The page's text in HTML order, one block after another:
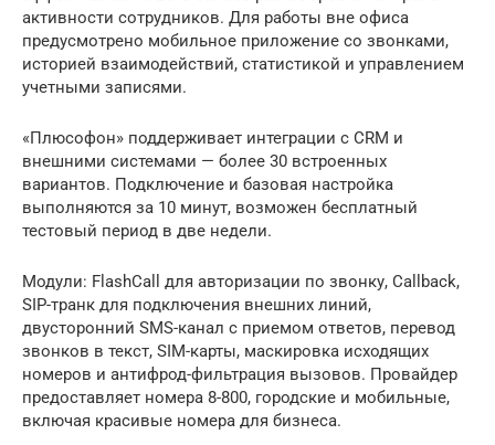
активности сотрудников. Для работы вне офиса
предусмотрено мобильное приложение со звонками,
историей взаимодействий, статистикой и управлением
учетными записями.
«Плюсофон» поддерживает интеграции с CRM и
внешними системами — более 30 встроенных
вариантов. Подключение и базовая настройка
выполняются за 10 минут, возможен бесплатный
тестовый период в две недели.
Модули: FlashCall для авторизации по звонку, Callback,
SIP-транк для подключения внешних линий,
двусторонний SMS-канал с приемом ответов, перевод
звонков в текст, SIM-карты, маскировка исходящих
номеров и антифрод-фильтрация вызовов. Провайдер
предоставляет номера 8-800, городские и мобильные,
включая красивые номера для бизнеса.